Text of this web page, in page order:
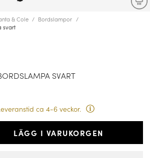
& Cole
Bordslampor
svart
SVART
ca 4-6 veckor.
LÄGG I VARUKORGEN